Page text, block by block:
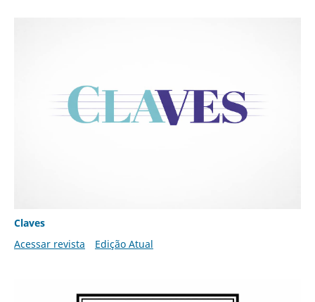
Claves
Acessar revista
Edição Atual